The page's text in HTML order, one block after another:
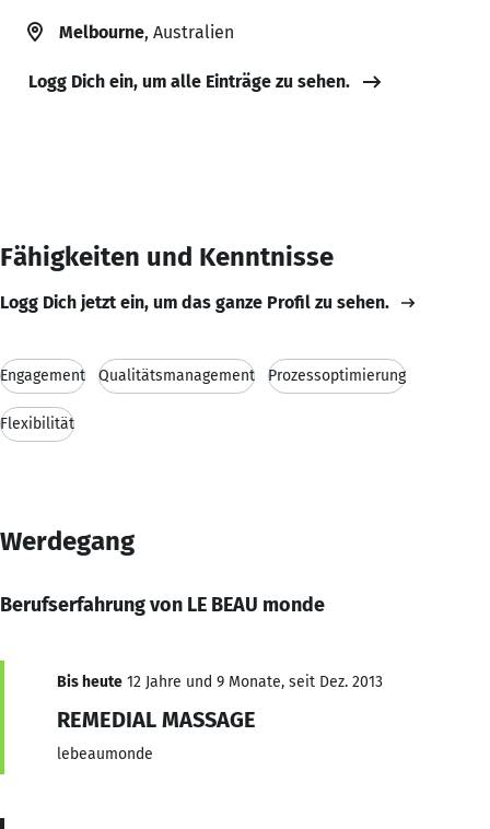
Melbourne, Australien
Logg Dich ein, um alle Einträge zu sehen.
Fähigkeiten und Kenntnisse
Logg Dich jetzt ein, um das ganze Profil zu sehen.
Engagement Qualitätsmanagement Prozessoptimierung
Flexibilität
Werdegang
Berufserfahrung von LE BEAU monde
Bis heute 12 Jahre und 9 Monate, seit Dez. 2013
REMEDIAL MASSAGE
lebeaumonde